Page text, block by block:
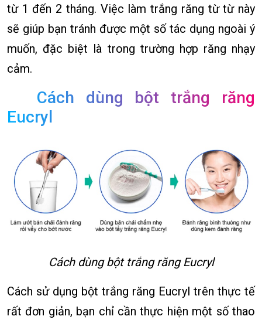
từ 1 đến 2 tháng. Việc làm trắng răng từ từ này
sẽ giúp bạn tránh được một số tác dụng ngoài ý
muốn, đặc biệt là trong trường hợp răng nhạy
cảm.
Cách dùng bột trắng răng
Eucryl
Cách dùng bột trắng răng Eucryl
Cách sử dụng bột trắng răng Eucryl trên thực tế
rất đơn giản, bạn chỉ cần thực hiện một số thao